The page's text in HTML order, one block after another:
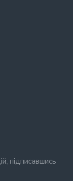
підписавшись